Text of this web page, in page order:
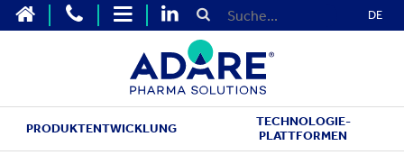
DE
PRODUKTENTWICKLUNG
TECHNOLOGIE-
PLATTFORMEN